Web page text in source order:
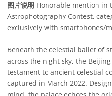
图片说明 Honorable mention in
Astrophotography Contest,
exclusively with smartphones/
Beneath the celestial ballet of
across the night sky, the
testament to ancient celestial
captured in March 2022.